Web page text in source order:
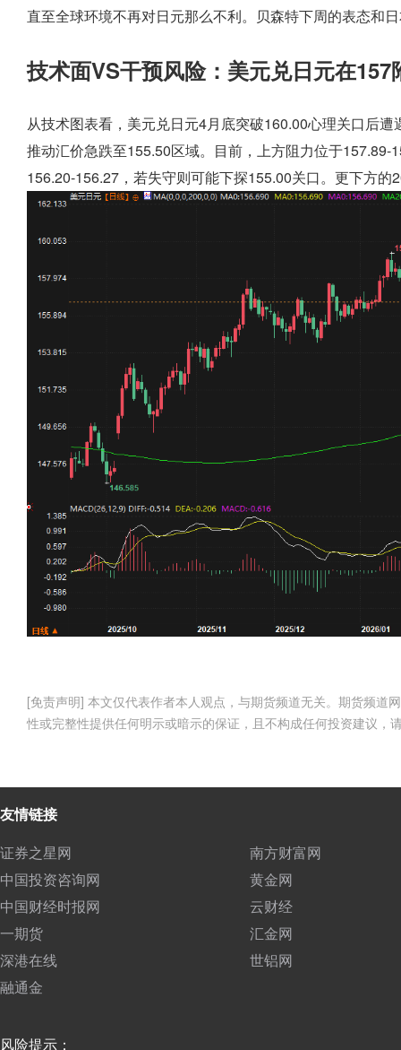
直至全球环境不再对日元那么不利。贝森特下周的表态和
技术面VS干预风险：美元兑日元在157
从技术图表看，美元兑日元4月底突破160.00心理关口后
推动汇价急跌至155.50区域。目前，上方阻力位于
156.20-156.27，若失守则可能下探155.00关口。更下方
[免责声明] 本文仅代表作者本人观点，与期货频道无关。期货频道
性或完整性提供任何明示或暗示的保证，且不构成任何投资建议，
友情链接
证券之星网
南方财富网
中国投资咨询网
黄金网
中国财经时报网
云财经
一期货
汇金网
深港在线
世铝网
融通金
风险提示：